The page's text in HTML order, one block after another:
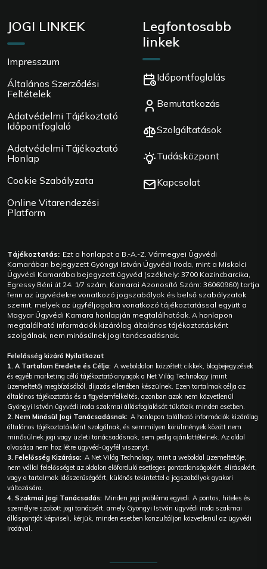
JOGI LINKEK
Impresszum
Általános Szerződési
Feltételek
Adatvédelmi Tájékoztató
Időpontfoglaló
Adatvédelmi Tájékoztató
Honlap
Cookie Szabályzata
Online Vitarendezési
Platform
Legfontosabb
linkek
Időpontfoglalás
Bemutatkozás
Szolgáltatások
Tudásközpont
Kapcsolat
Tájékoztatás: Ezt a honlapot a B.-A.-Z. Vármegyei Ügyvédi
Kamarában bejegyzett Gyöngyi István Ügyvédi Iroda, mint a Miskolci
Ügyvédi Kamarába bejegyzett ügyvéd (székhely: 3700 Kazincbarcika,
Egressy Béni út 24. 1/7 szám, Kamarai Azonosító Szám: 36060960) tartja
fenn az ügyvédekre vonatkozó jogszabályok és belső szabályzatok
szerint, melyek az ügyféljogokra vonatkozó tájékoztatással együtt a
Magyar Ügyvédi Kamara honlapján megtalálhatóak. A honlapon
megtalálható információk kizárólag általános tájékoztatásként
szolgálnak, nem minősülnek jogi tanácsadásnak.
Felelősség kizáró Nyilatkozat
1. A Tartalom Eredete és Célja: A weboldalon közzétett cikkek, blogbejegyzések
és egyéb marketing célú tájékoztató anyagok a Net Világ Technology (mint
üzemeltető) megbízásából, díjazás ellenében készülnek. Ezen tartalmak célja az
általános tájékoztatás és a figyelemfelkeltés, azonban azok nem közvetlenül
Gyöngyi István ügyvédi iroda szakmai állásfoglalását tükrözik minden esetben.
2. Nem Minősül Jogi Tanácsadásnak: A honlapon található információk kizárólag
általános tájékoztatásként szolgálnak, és semmilyen körülmények között nem
minősülnek jogi vagy üzleti tanácsadásnak, sem pedig ajánlattételnek. Az oldal
olvasása nem hoz létre ügyvéd-ügyfél viszonyt.
3. Felelősség Kizárása: A Net Világ Technology, mint a weboldal üzemeltetője,
nem vállal felelősséget az oldalon előforduló esetleges pontatlanságokért, elírásokért,
vagy a tartalmak időszerűségéért, különös tekintettel a jogszabályok gyakori
változására.
4. Szakmai Jogi Tanácsadás: Minden jogi probléma egyedi. A pontos, hiteles és
személyre szabott jogi tanácsért, amely Gyöngyi István ügyvédi iroda szakmai
álláspontját képviseli, kérjük, minden esetben konzultáljon közvetlenül az ügyvédi
irodával.